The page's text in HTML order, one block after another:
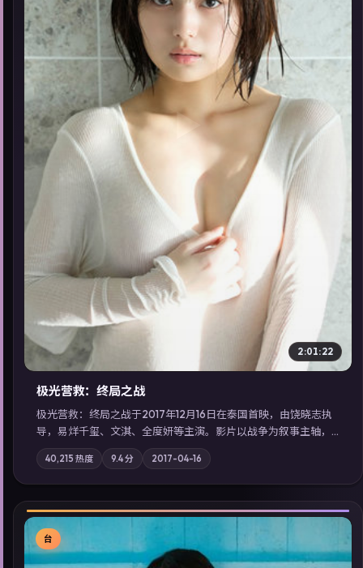
▶
2:01:22
极光营救：终局之战
极光营救：终局之战于2017年12月16日在泰国首映，由饶晓志执
导，易烊千玺、文淇、全度妍等主演。影片以战争为叙事主轴，
一场意外将众人卷入不可撤回的连锁反应；摄影与配乐强化地域
气质；站内亦可通过「国产免费观看高清电视剧在线看」延展检
索同类型高分佳作，畅享高清在线追剧体验。
40,215 热度 9.4分 2017-04-16
台